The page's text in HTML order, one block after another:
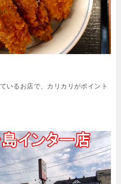
いるお店で、カリカリがポイント